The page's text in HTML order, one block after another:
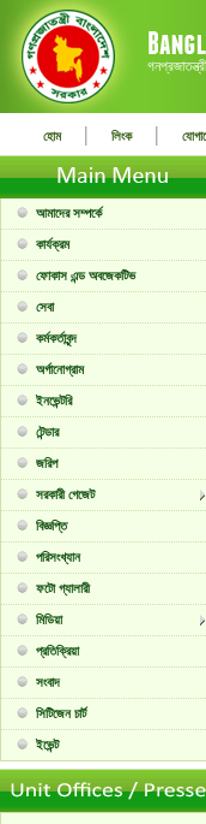
হোম | লিংক |
আমাদের সম্পর্কে
কার্যক্রম
ফোকাস এন্ড অবজেকটিভ
সেবা
কর্মকর্তাবৃন্দ
অর্গানোগ্রাম
ইনভেন্টরি
টেন্ডার
জরিপ
সরকারী গেজেট
বিজ্ঞপ্তি
পরিসংখ্যান
ফটো গ্যালারী
মিডিয়া
প্রতিক্রিয়া
সংবাদ
সিটিজেন চার্ট
ইভেন্ট